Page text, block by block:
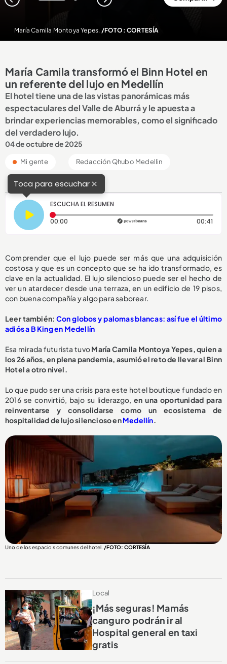
María Camila Montoya Yepes. /FOTO: CORTESÍA
María Camila transformó el Binn Hotel en
un referente del lujo en Medellín
El hotel tiene una de las vistas panorámicas más
espectaculares del Valle de Aburrá y le apuesta a
brindar experiencias memorables, como el significado
del verdadero lujo.
04 de octubre de 2025
Mi gente Redacción Qhubo Medellin
Toca para escuchar×
ESCUCHA EL RESUMEN
00:00 Tiempo transcurrido: 0 segundos 00:41
Comprender que el lujo puede ser más que una adquisición
costosa y que es un concepto que se ha ido transformado, es
clave en la actualidad. El lujo silencioso puede ser el hecho de
ver un atardecer desde una terraza, en un edificio de 19 pisos,
con buena compañía y algo para saborear.
Leer también: Con globos y palomas blancas: así fue el último
adiós a B King en Medellín
Esa mirada futurista tuvoMaría Camila Montoya Yepes, quien a
los 26 años, en plena pandemia, asumió el reto de llevar al Binn
Hotel a otro nivel.
Lo que pudo ser una crisis para este hotel boutique fundado en
2016 se convirtió, bajo su liderazgo,en una oportunidad para
reinventarse y consolidarse como un ecosistema de
hospitalidad de lujo silencioso enMedellín.
Uno de los espacio s comunes del hotel. /FOTO: CORTESÍA
Local
¡Más seguras! Mamás
canguro podrán ir al
Hospital general en taxi
gratis